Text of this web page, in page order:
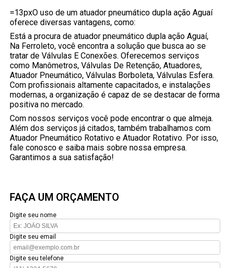
=13pxO uso de um atuador pneumático dupla ação Aguaí
oferece diversas vantagens, como:
Está a procura de atuador pneumático dupla ação Aguaí,
Na Ferroleto, você encontra a solução que busca ao se
tratar de Válvulas E Conexões. Oferecemos serviços
como Manômetros, Válvulas De Retenção, Atuadores,
Atuador Pneumático, Válvulas Borboleta, Válvulas Esfera.
Com profissionais altamente capacitados, e instalações
modernas, a organização é capaz de se destacar de forma
positiva no mercado.
Com nossos serviços você pode encontrar o que almeja.
Além dos serviços já citados, também trabalhamos com
Atuador Pneumático Rotativo e Atuador Rotativo. Por isso,
fale conosco e saiba mais sobre nossa empresa.
Garantimos a sua satisfação!
FAÇA UM ORÇAMENTO
Digite seu nome
Digite seu email
Digite seu telefone